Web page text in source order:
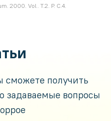
2000. Vol. Т.2. P. С.4.
сможете получить
задаваемые вопросы